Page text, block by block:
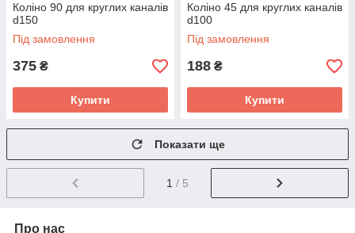
Коліно 90 для круглих каналів
d150
Під замовлення
375 ₴
Купити
Коліно 45 для круглих каналів
d100
Під замовлення
188 ₴
Купити
Показати ще
1 / 5
Про нас